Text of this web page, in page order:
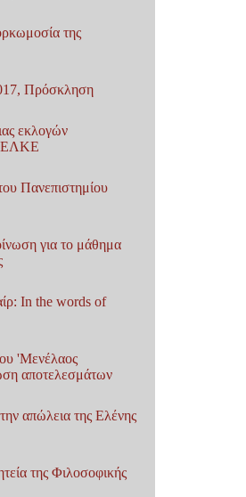
της
Πρόσκληση
εκλογών
ΕΛΚΕ
Πανεπιστημίου
για το μάθημα
In the words of
'Μενέλαος
αποτελεσμάτων
απώλεια της Ελένης
της Φιλοσοφικής